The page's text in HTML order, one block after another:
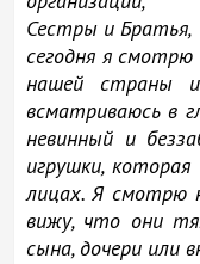
Сестры и Братья,
cегодня я
нашей страны
всматриваюсь в
невинный и
игрушки,
лицах. Я смотрю
вижу, что они
сына, дочери или